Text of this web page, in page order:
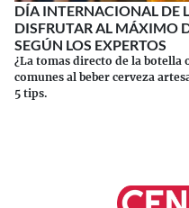
DÍA INTERNACIONAL DE
DISFRUTAR AL MÁXIMO
SEGÚN LOS EXPERTOS
¿La tomas directo de la botella
comunes al beber cerveza
5 tips.